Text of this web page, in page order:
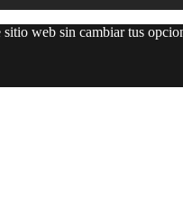
web sin cambiar tus